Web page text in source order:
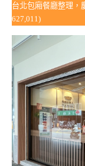
台北包廂餐廳整理，
627,011)